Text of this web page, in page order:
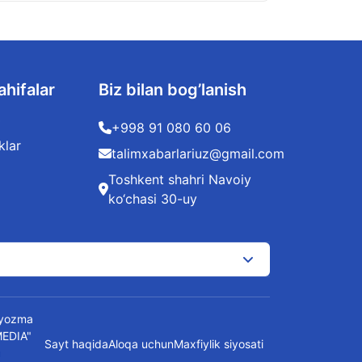
Biz bilan bog’lanish
+998 91 080 60 06
talimxabarlariuz@gmail.com
Toshkent shahri Navoiy
ko‘chasi 30-uy
Sayt haqidaAloqa uchunMaxfiylik siyosati